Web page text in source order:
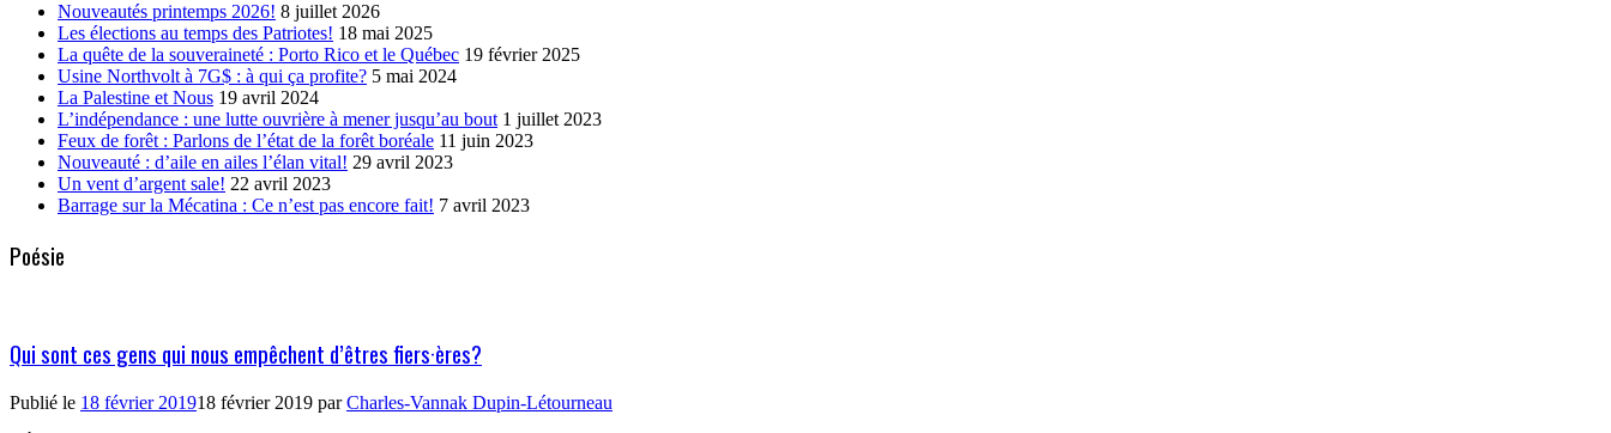
Nouveautés printemps 2026! 8 juillet 2026
Les élections au temps des Patriotes! 18 mai 2025
La quête de la souveraineté : Porto Rico et le Québec 19 février 2025
Usine Northvolt à 7G$ : à qui ça profite? 5 mai 2024
La Palestine et Nous 19 avril 2024
L’indépendance : une lutte ouvrière à mener jusqu’au bout 1 juillet 2023
Feux de forêt : Parlons de l’état de la forêt boréale 11 juin 2023
Nouveauté : d’aile en ailes l’élan vital! 29 avril 2023
Un vent d’argent sale! 22 avril 2023
Barrage sur la Mécatina : Ce n’est pas encore fait! 7 avril 2023
Poésie
Qui sont ces gens qui nous empêchent d’êtres fiers·ères?
Publié le 18 février 201918 février 2019 parCharles-Vannak Dupin-Létourneau